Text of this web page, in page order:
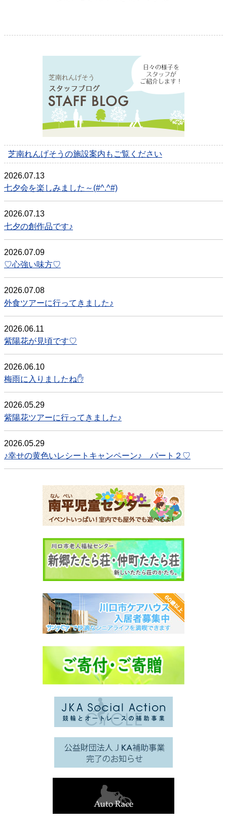
芝南れんげそう
芝南れんげそうの施設案内もご覧ください
2026.07.13
七夕会を楽しみました～(#^.^#)
2026.07.13
七夕の創作品です♪
2026.07.09
♡心強い味方♡
2026.07.08
外食ツアーに行ってきました♪
2026.06.11
紫陽花が見頃です♡
2026.06.10
梅雨に入りましたね✋
2026.05.29
紫陽花ツアーに行ってきました♪
2026.05.29
♪幸せの黄色いレシートキャンペーン♪ パート２♡